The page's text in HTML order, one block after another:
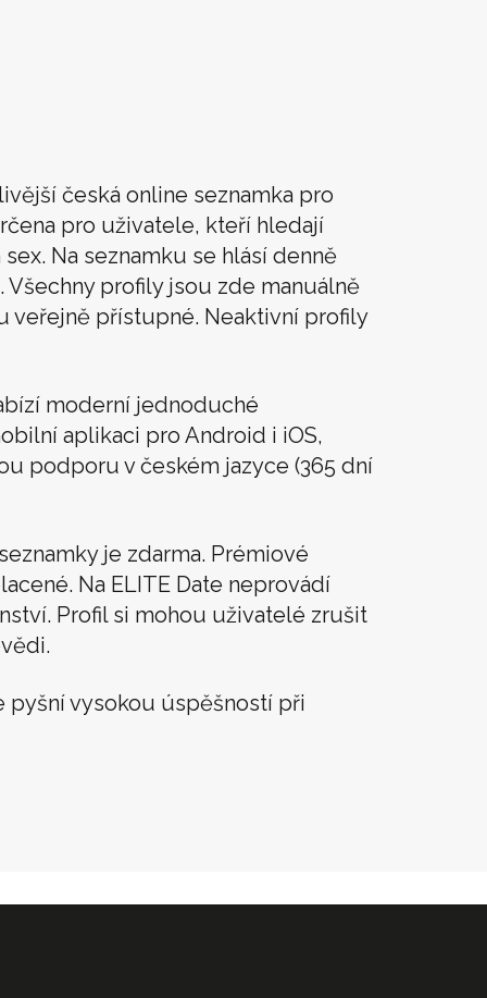
česká online seznamka pro
pro uživatele, kteří hledají
Na seznamku se hlásí denně
profily jsou zde manuálně
veřejně přístupné. Neaktivní profily
moderní jednoduché
aplikaci pro Android i iOS,
podporu v českém jazyce (365 dní
je zdarma. Prémiové
Na ELITE Date neprovádí
Profil si mohou uživatelé zrušit
pyšní vysokou úspěšností při